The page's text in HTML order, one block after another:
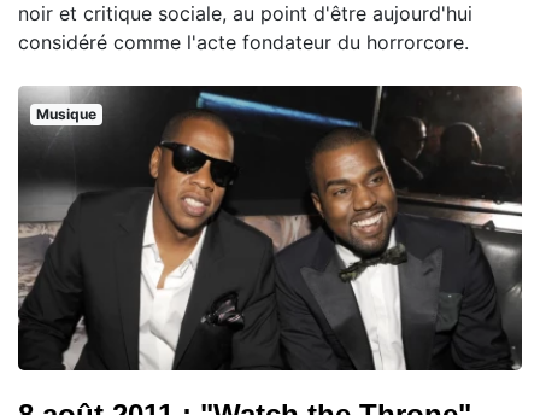
noir et critique sociale, au point d'être aujourd'hui
considéré comme l'acte fondateur du horrorcore.
Musique